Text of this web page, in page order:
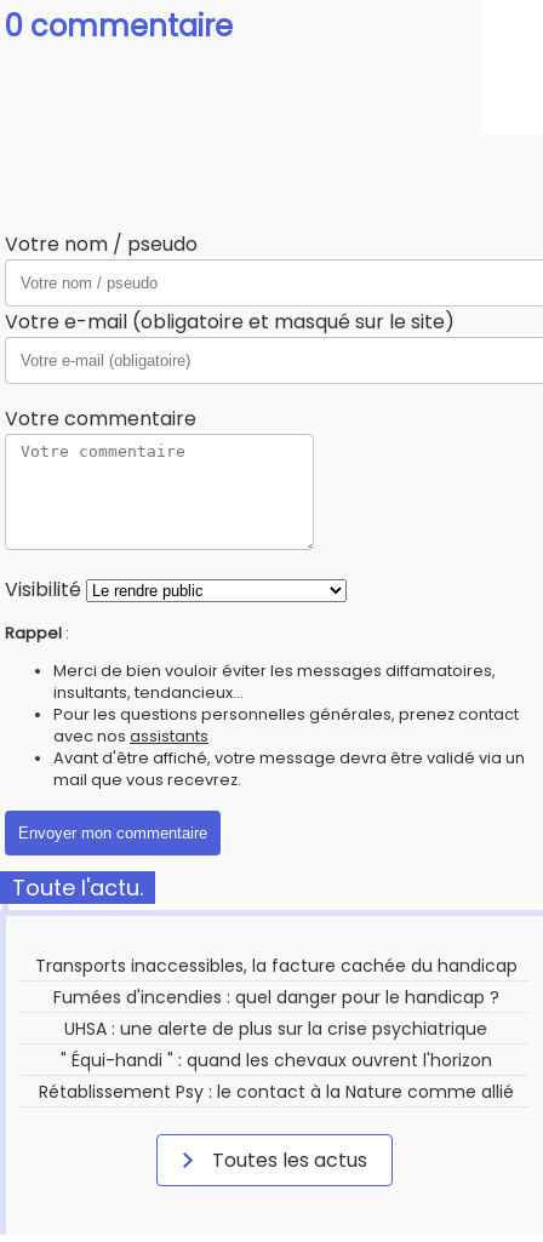
0 commentaire
Votre nom / pseudo
Votre e-mail (obligatoire et masqué sur le site)
Votre commentaire
Visibilité
Rappel :
Merci de bien vouloir éviter les messages diffamatoires,
insultants, tendancieux...
Pour les questions personnelles générales, prenez contact
avec nos assistants
Avant d'être affiché, votre message devra être validé via un
mail que vous recevrez.
Toute l'actu.
Transports inaccessibles, la facture cachée du handicap
Fumées d'incendies : quel danger pour le handicap ?
UHSA : une alerte de plus sur la crise psychiatrique
" Équi-handi " : quand les chevaux ouvrent l'horizon
Rétablissement Psy : le contact à la Nature comme allié
Toutes les actus